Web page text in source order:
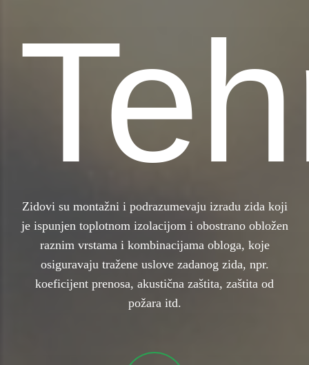
Zidovi su montažni i podrazumevaju izradu zida koji
je ispunjen toplotnom izolacijom i obostrano obložen
raznim vrstama i kombinacijama obloga, koje
osiguravaju tražene uslove zadanog zida, npr.
koeficijent prenosa, akustična zaštita, zaštita od
požara itd.